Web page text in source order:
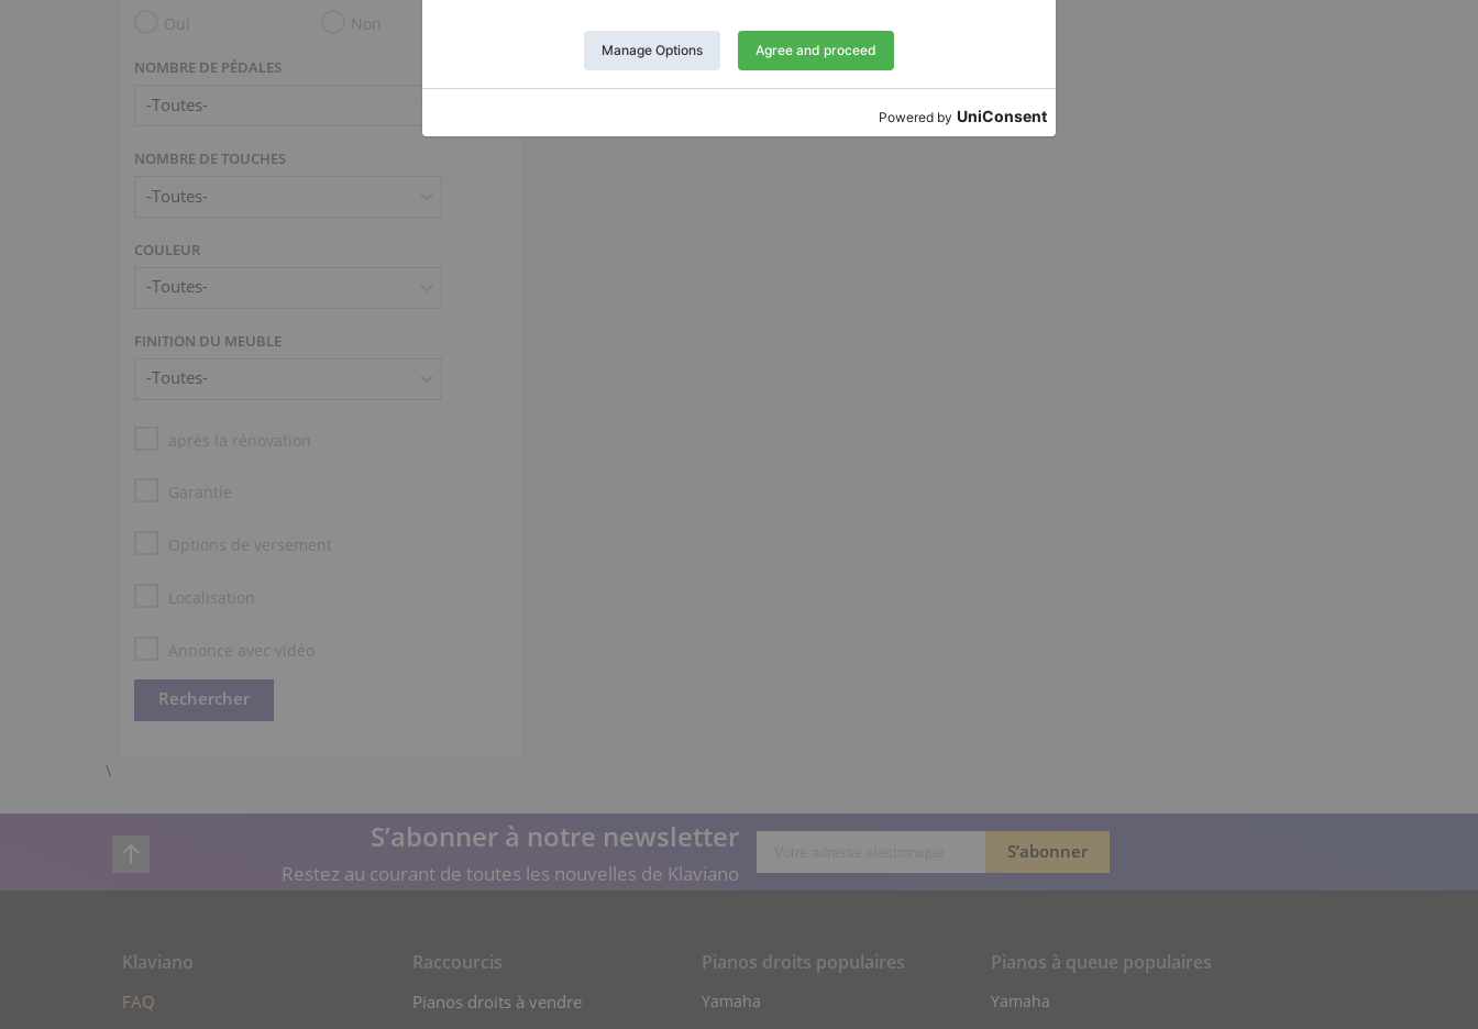
Oui Non
NOMBRE DE PÉDALES
NOMBRE DE TOUCHES
COULEUR
FINITION DU MEUBLE
après la rénovation
Garantie
Options de versement
Localisation
Annonce avec vidéo
\
S’abonner à notre newsletter
Restez au courant de toutes les nouvelles de Klaviano
Klaviano
FAQ
Raccourcis
Pianos droits à vendre
Pianos droits populaires
Yamaha
Pianos à queue populaires
Yamaha